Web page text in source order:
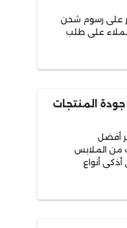
على رسوم شحن
على طلب
المنتجات
أفضل
من الملابس
أذكى أنواع